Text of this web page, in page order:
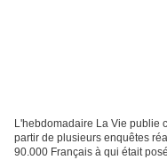
L'hebdomadaire La Vie publie
partir de plusieurs enquêtes
90.000 Français à qui était